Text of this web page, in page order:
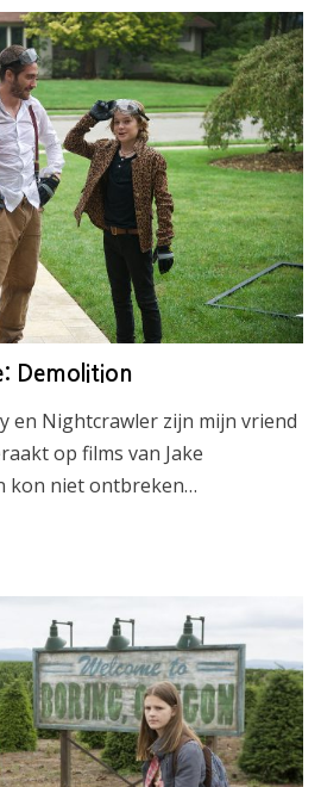
Demolition
en Nightcrawler zijn mijn vriend
op films van Jake
kon niet ontbreken…